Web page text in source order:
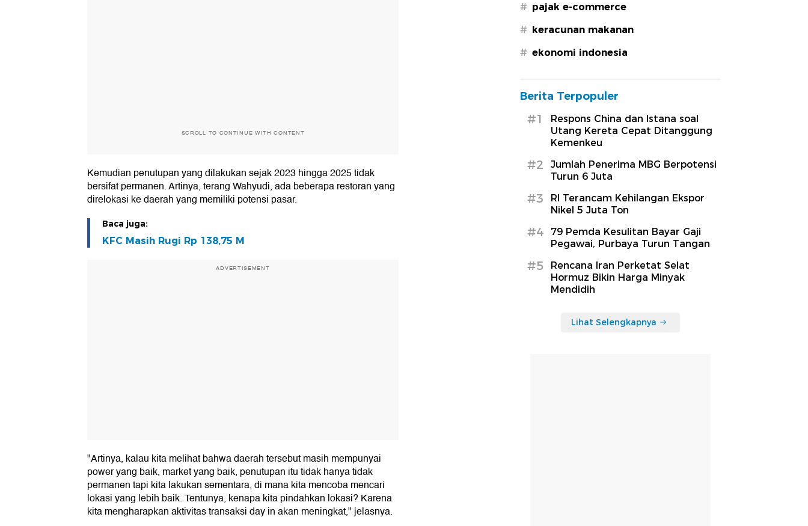
SCROLL TO CONTINUE WITH CONTENT
Kemudian penutupan yang dilakukan sejak 2023 hingga 2025 tidak
bersifat permanen. Artinya, terang Wahyudi, ada beberapa restoran yang
direlokasi ke daerah yang memiliki potensi pasar.
Baca juga:
KFC Masih Rugi Rp 138,75 M
ADVERTISEMENT
"Artinya, kalau kita melihat bahwa daerah tersebut masih mempunyai
power yang baik, market yang baik, penutupan itu tidak hanya tidak
permanen tapi kita lakukan sementara, di mana kita mencoba mencari
lokasi yang lebih baik. Tentunya, kenapa kita pindahkan lokasi? Karena
kita mengharapkan aktivitas transaksi day in akan meningkat," jelasnya.
# pajak e-commerce
# keracunan makanan
# ekonomi indonesia
Berita Terpopuler
#1
Respons China dan Istana soal
Utang Kereta Cepat Ditanggung
Kemenkeu
#2
Jumlah Penerima MBG Berpotensi
Turun 6 Juta
#3
RI Terancam Kehilangan Ekspor
Nikel 5 Juta Ton
#4
79 Pemda Kesulitan Bayar Gaji
Pegawai, Purbaya Turun Tangan
#5
Rencana Iran Perketat Selat
Hormuz Bikin Harga Minyak
Mendidih
Lihat Selengkapnya